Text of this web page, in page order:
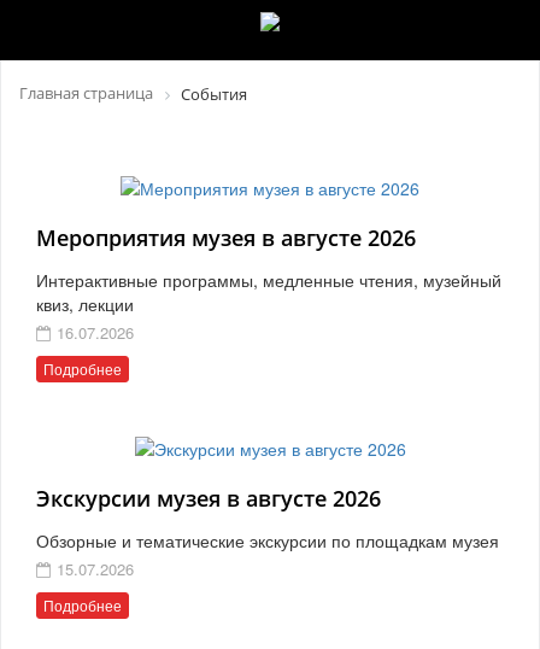
Главная страница События
Мероприятия музея в августе 2026
Интерактивные программы, медленные чтения, музейный
квиз, лекции
16.07.2026
Подробнее
Экскурсии музея в августе 2026
Обзорные и тематические экскурсии по площадкам музея
15.07.2026
Подробнее